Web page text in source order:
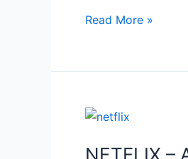
NETFLIX
ASSISTIR
DE
Read More »
NETFLIX –